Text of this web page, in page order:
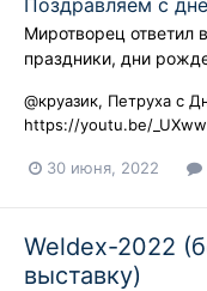
Миротворец ответил
праздники, дни
@круазик, Петруха с
https://youtu.be/
30 июня, 2022
Weldex-2022
выставку)